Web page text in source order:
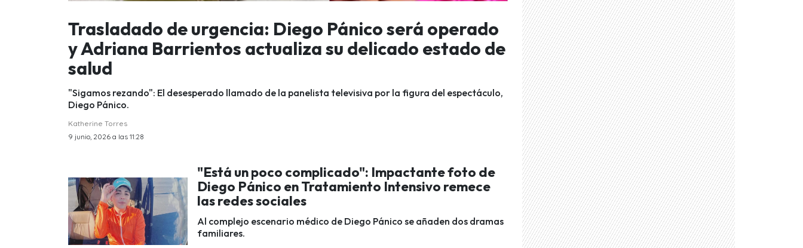
Trasladado de urgencia: Diego Pánico será operado
y Adriana Barrientos actualiza su delicado estado de
salud
"Sigamos rezando": El desesperado llamado de la panelista televisiva por la figura del espectáculo,
Diego Pánico.
Katherine Torres
9 junio, 2026 a las 11:28
"Está un poco complicado": Impactante foto de
Diego Pánico en Tratamiento Intensivo remece
las redes sociales
Al complejo escenario médico de Diego Pánico se añaden dos dramas
familiares.